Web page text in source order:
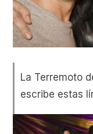
La Terremoto
escribe estas